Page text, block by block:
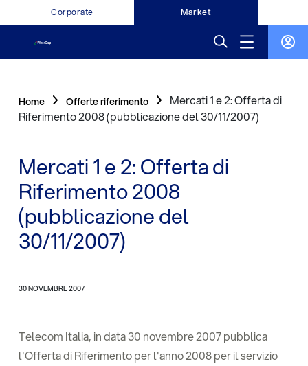
Corporate Market
Home Offerte riferimento
Mercati 1 e 2: Offerta di
Riferimento 2008 (pubblicazione del 30/11/2007)
Mercati 1 e 2: Offerta di
Riferimento 2008
(pubblicazione del
30/11/2007)
30 NOVEMBRE 2007
Telecom Italia, in data 30 novembre 2007 pubblica
l'Offerta di Riferimento per l'anno 2008 per il servizio